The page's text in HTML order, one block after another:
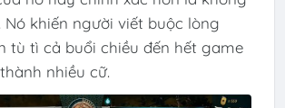
Nó khiến người viết buộc lòng
tù tì cả buổi chiều đến hết game
nhiều cữ.